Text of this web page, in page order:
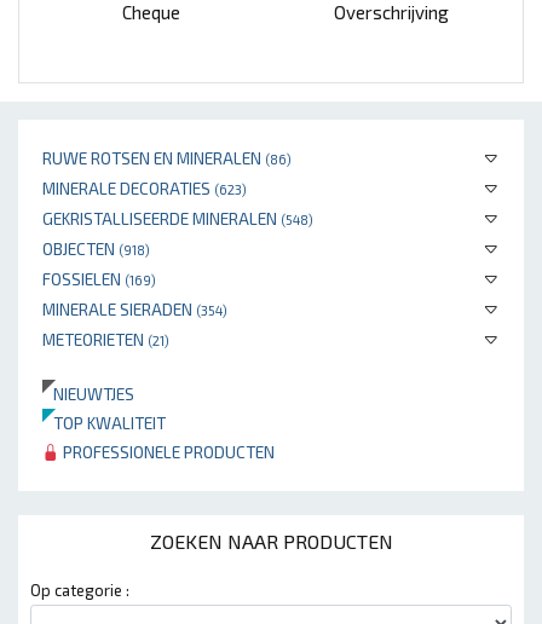
RUWE ROTSEN EN MINERALEN (86)
MINERALE DECORATIES (623)
GEKRISTALLISEERDE MINERALEN (548)
OBJECTEN (918)
FOSSIELEN (169)
MINERALE SIERADEN (354)
METEORIETEN (21)
NIEUWTJES
TOP KWALITEIT
PROFESSIONELE PRODUCTEN
ZOEKEN NAAR PRODUCTEN
Op categorie :
Cheque Overschrijving